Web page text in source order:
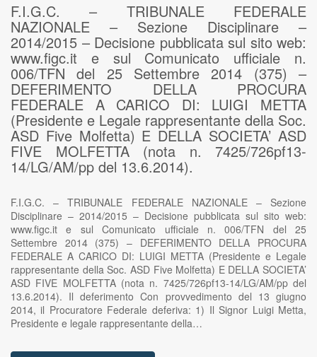
F.I.G.C. – TRIBUNALE FEDERALE
NAZIONALE – Sezione Disciplinare –
2014/2015 – Decisione pubblicata sul sito web:
www.figc.it e sul Comunicato ufficiale n.
006/TFN del 25 Settembre 2014 (375) –
DEFERIMENTO DELLA PROCURA
FEDERALE A CARICO DI: LUIGI METTA
(Presidente e Legale rappresentante della Soc.
ASD Five Molfetta) E DELLA SOCIETA’ ASD
FIVE MOLFETTA (nota n. 7425/726pf13-
14/LG/AM/pp del 13.6.2014).
F.I.G.C. – TRIBUNALE FEDERALE NAZIONALE – Sezione
Disciplinare – 2014/2015 – Decisione pubblicata sul sito web:
www.figc.it e sul Comunicato ufficiale n. 006/TFN del 25
Settembre 2014 (375) – DEFERIMENTO DELLA PROCURA
FEDERALE A CARICO DI: LUIGI METTA (Presidente e Legale
rappresentante della Soc. ASD Five Molfetta) E DELLA SOCIETA’
ASD FIVE MOLFETTA (nota n. 7425/726pf13-14/LG/AM/pp del
13.6.2014). Il deferimento Con provvedimento del 13 giugno
2014, il Procuratore Federale deferiva: 1) Il Signor Luigi Metta,
Presidente e legale rappresentante della…